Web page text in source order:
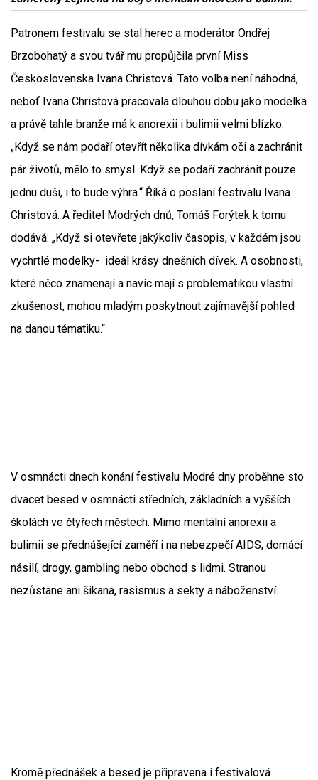
Patronem festivalu se stal herec a moderátor Ondřej
Brzobohatý a svou tvář mu propůjčila první Miss
Československa Ivana Christová. Tato volba není náhodná,
neboť Ivana Christová pracovala dlouhou dobu jako modelka
a právě tahle branže má k anorexii i bulimii velmi blízko.
„Když se nám podaří otevřít několika dívkám oči a zachránit
pár životů, mělo to smysl. Když se podaří zachránit pouze
jednu duši, i to bude výhra.“ Říká o poslání festivalu Ivana
Christová. A ředitel Modrých dnů, Tomáš Forýtek k tomu
dodává: „Když si otevřete jakýkoliv časopis, v každém jsou
vychrtlé modelky- ideál krásy dnešních dívek. A osobnosti,
které něco znamenají a navíc mají s problematikou vlastní
zkušenost, mohou mladým poskytnout zajímavější pohled
na danou tématiku.“
V osmnácti dnech konání festivalu Modré dny proběhne sto
dvacet besed v osmnácti středních, základních a vyšších
školách ve čtyřech městech. Mimo mentální anorexii a
bulimii se přednášející zaměří i na nebezpečí AIDS, domácí
násilí, drogy, gambling nebo obchod s lidmi. Stranou
nezůstane ani šikana, rasismus a sekty a náboženství.
Kromě přednášek a besed je připravena i festivalová